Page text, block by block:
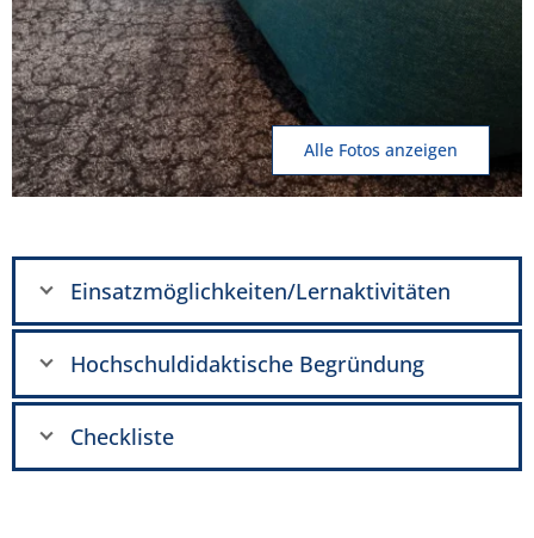
Alle Fotos anzeigen
Einsatzmöglichkeiten/Lernaktivitäten
Hochschuldidaktische Begründung
Checkliste